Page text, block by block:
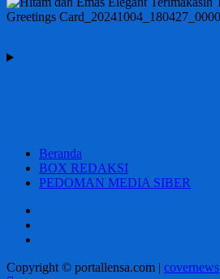
Beranda
BOX REDAKSI
PEDOMAN MEDIA SIBER
SIBER
Copyright © portallensa.com | covernews